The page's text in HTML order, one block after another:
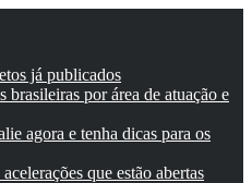
já publicados
brasileiras por área de atuação e
agora e tenha dicas para os
que estão abertas